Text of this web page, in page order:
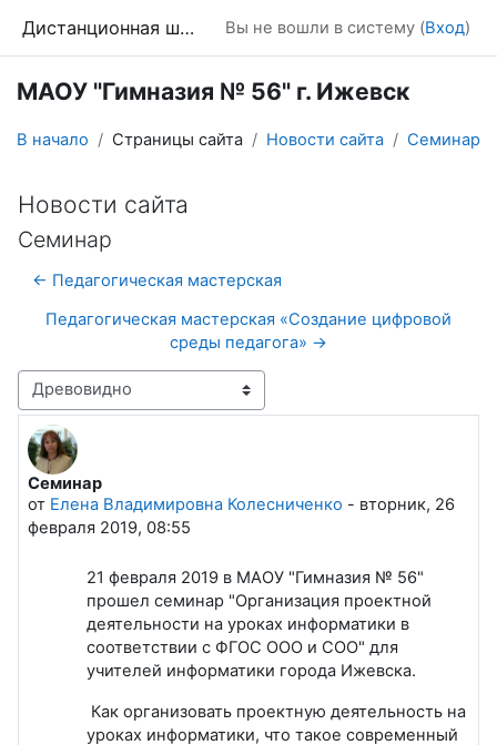
Дистанционная школа Вы не вошли в систему (Вход)
МАОУ "Гимназия № 56" г. Ижевск
В начало Страницы сайта Новости сайта Семинар
Новости сайта
Семинар
← Педагогическая мастерская
Педагогическая мастерская «Создание цифровой
среды педагога» →
Режим отображения
Семинар
от Елена Владимировна Колесниченко - вторник, 26
февраля 2019, 08:55
Количество ответов: 0
21 февраля 2019 в МАОУ "Гимназия № 56"
прошел семинар "Организация проектной
деятельности на уроках информатики в
соответствии с ФГОС ООО и СОО" для
учителей информатики города Ижевска.
Как организовать проектную деятельность на
уроках информатики, что такое современный